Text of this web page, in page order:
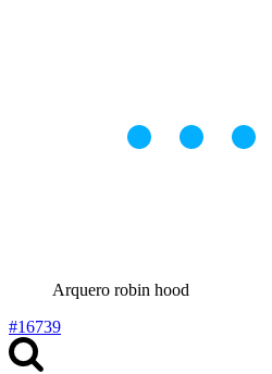
Arquero robin hood
#16739